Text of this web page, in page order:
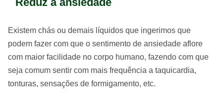
Existem chás ou demais líquidos que ingerimos que
podem fazer com que o sentimento de ansiedade aflore
com maior facilidade no corpo humano, fazendo com que
seja comum sentir com mais frequência a taquicardia,
tonturas, sensações de formigamento, etc.